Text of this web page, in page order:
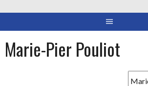
Marie-Pier Pouliot